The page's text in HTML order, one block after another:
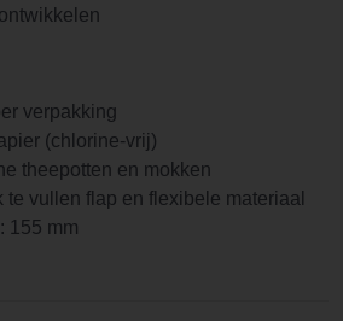
verpakking
(chlorine-vrij)
theepotten en mokken
te vullen flap en flexibele materiaal
155 mm